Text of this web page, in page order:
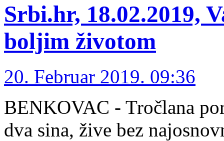
Srbi.hr, 18.02.2019,
boljim životom
20. Februar 2019. 09:36
BENKOVAC - Tročlana
dva sina, žive bez